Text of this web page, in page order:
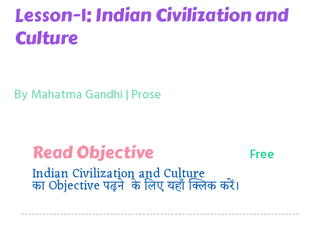
Lesson-1: Indian Civilization and
Culture
By Mahatma Gandhi | Prose
Read Objective
Indian Civilization and Culture
का Objective पढ़ने के लिए यहाँ क्लिक करें।
Free